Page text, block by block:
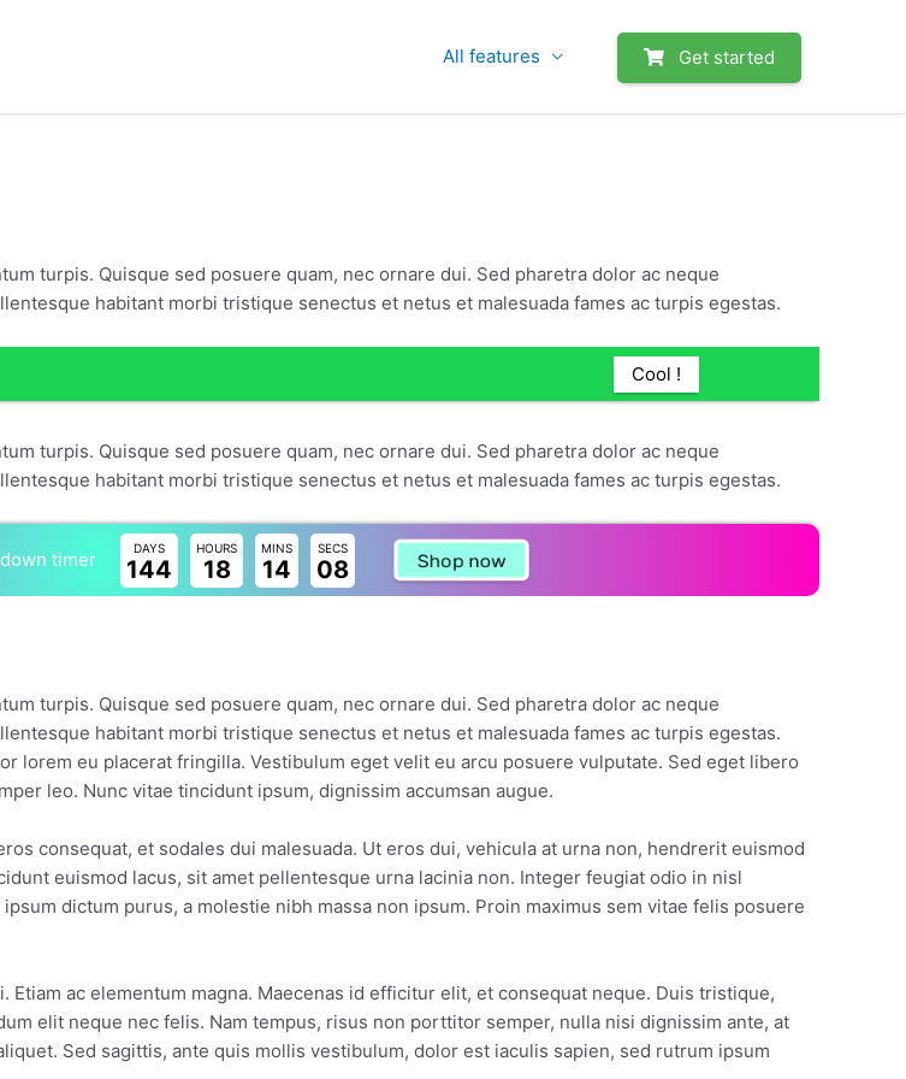
All features Get started
turpis. Quisque sed posuere quam, nec ornare dui. Sed pharetra dolor ac neque
habitant morbi tristique senectus et netus et malesuada fames ac turpis egestas.
Cool !
turpis. Quisque sed posuere quam, nec ornare dui. Sed pharetra dolor ac neque
habitant morbi tristique senectus et netus et malesuada fames ac turpis egestas.
timer 144
DAYS
18
HOURS
14
MINS
08
SECS
Shop now
turpis. Quisque sed posuere quam, nec ornare dui. Sed pharetra dolor ac neque
habitant morbi tristique senectus et netus et malesuada fames ac turpis egestas.
lorem eu placerat fringilla. Vestibulum eget velit eu arcu posuere vulputate. Sed eget libero
leo. Nunc vitae tincidunt ipsum, dignissim accumsan augue.
consequat, et sodales dui malesuada. Ut eros dui, vehicula at urna non, hendrerit euismod
euismod lacus, sit amet pellentesque urna lacinia non. Integer feugiat odio in nisl
dictum purus, a molestie nibh massa non ipsum. Proin maximus sem vitae felis posuere
ac elementum magna. Maecenas id efficitur elit, et consequat neque. Duis tristique,
elit neque nec felis. Nam tempus, risus non porttitor semper, nulla nisi dignissim ante, at
Sed sagittis, ante quis mollis vestibulum, dolor est iaculis sapien, sed rutrum ipsum